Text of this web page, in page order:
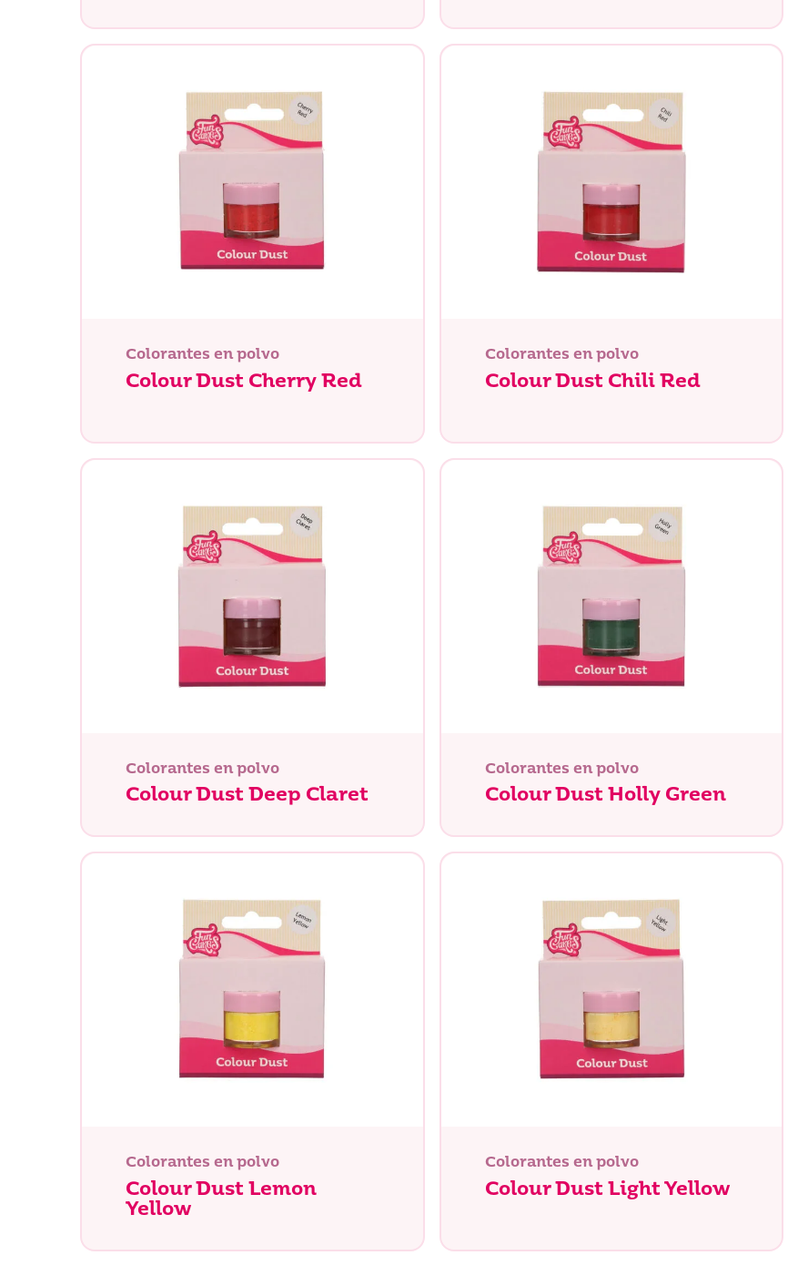
¿Qué estás buscando?
Colorantes en polvo
Colour Dust Cherry Red
Colorantes en polvo
Colour Dust Chili Red
Colorantes en polvo
Colour Dust Deep Claret
Colorantes en polvo
Colour Dust Holly Green
Colorantes en polvo
Colour Dust Lemon
Yellow
Colorantes en polvo
Colour Dust Light Yellow